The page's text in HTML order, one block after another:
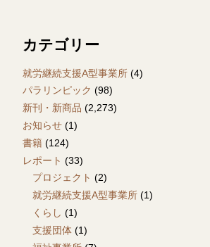
カテゴリー
就労継続支援A型事業所 (4)
パラリンピック (98)
新刊・新商品 (2,273)
お知らせ (1)
書籍 (124)
レポート (33)
プロジェクト (2)
就労継続支援A型事業所 (1)
くらし (1)
支援団体 (1)